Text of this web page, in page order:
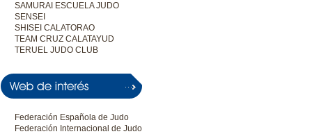
SAMURAI ESCUELA JUDO
SENSEI
SHISEI CALATORAO
TEAM CRUZ CALATAYUD
TERUEL JUDO CLUB
Federación Española de Judo
Federación Internacional de Judo